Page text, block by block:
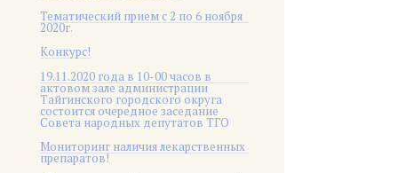
Тематический прием с 2 по 6 ноября
2020г.
Конкурс!
19.11.2020 года в 10-00 часов в
актовом зале администрации
Тайгинского городского округа
состоится очередное заседание
Совета народных депутатов ТГО
Мониторинг наличия лекарственных
препаратов!